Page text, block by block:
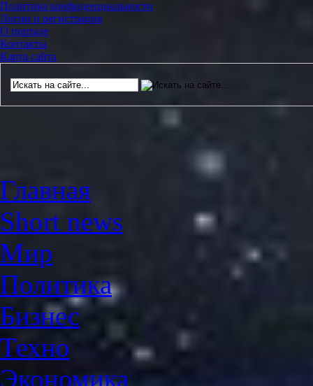
Политика конфиденциальности
Логин и регистрация
О портале
Контакты
Карта сайта
Главная
Short news
Мир
Политика
Бизнес
Техно
Экономика